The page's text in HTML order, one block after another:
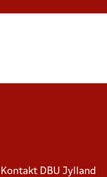
Kontakt DBU Jylland